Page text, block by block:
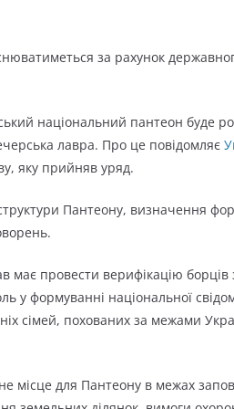
за рахунок
національний пантеон буде
лавра. Про це повідомляє
яку прийняв уряд.
Пантеону, визначення
має провести верифікацію борців
у формуванні національної
сімей, похованих за межами
місце для Пантеону в межах